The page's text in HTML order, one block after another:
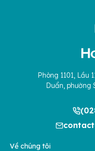
Phòng 1101, Lầu
Duẩn, phường
Về chúng tôi